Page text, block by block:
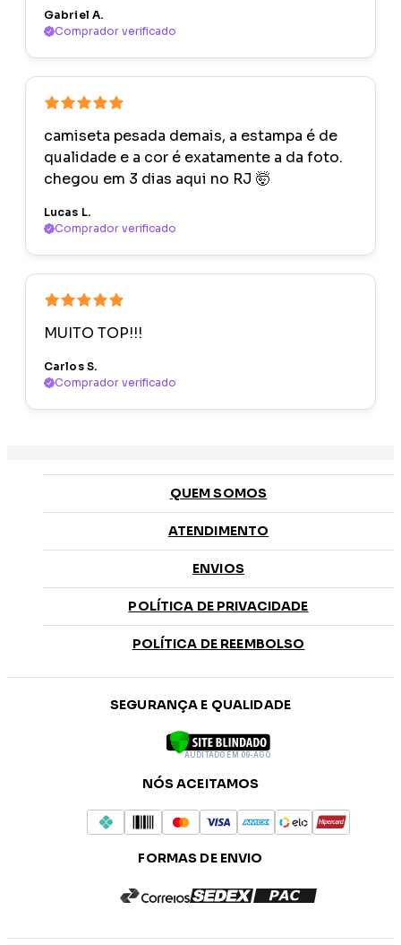
Gabriel A.
Comprador verificado
camiseta pesada demais, a estampa é de
qualidade e a cor é exatamente a da foto.
chegou em 3 dias aqui no RJ 🤯
Lucas L.
Comprador verificado
MUITO TOP!!!
Carlos S.
Comprador verificado
QUEM SOMOS
ATENDIMENTO
ENVIOS
POLÍTICA DE PRIVACIDADE
POLÍTICA DE REEMBOLSO
SEGURANÇA E QUALIDADE
AUDITADO EM 09-AGO
NÓS ACEITAMOS
FORMAS DE ENVIO